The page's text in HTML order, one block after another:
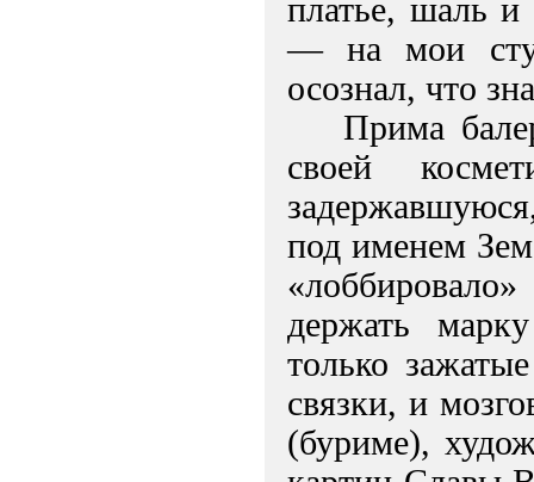
платье, шаль и
— на мои
осознал, что
Прима
своей
под именем
держать
только
связки, и
(буриме),